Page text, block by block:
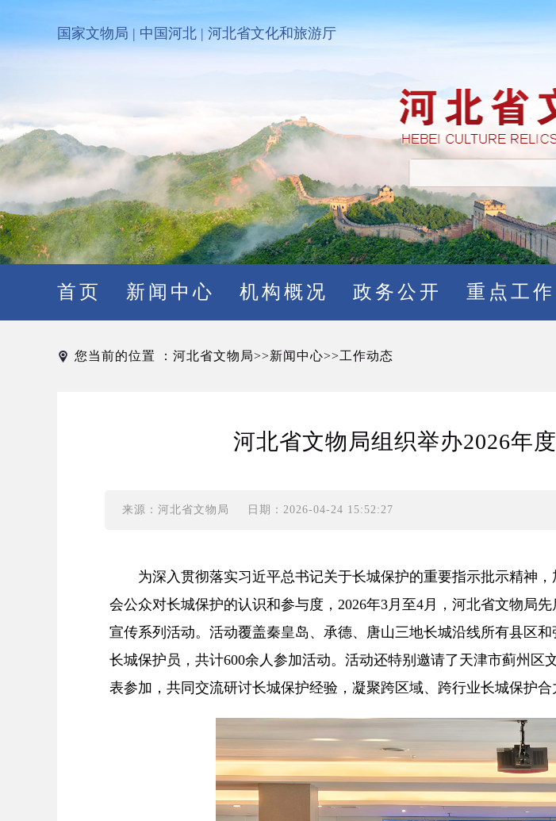
国家文物局 | 中国河北|河北省文化和旅游厅
首页 新闻中心 机构概况 政务公开 重点工作
您当前的位置 ： 河北省文物局>>新闻中心>>工作动态
河北省文物局组织举办2026年
来源：河北省文物局 日期：2026-04-24 15:52:27
为深入贯彻落实习近平总书记关于长城保护的重要指示批示精神，
会公众对长城保护的认识和参与度，2026年3月至4月，河北省文物局
宣传系列活动。活动覆盖秦皇岛、承德、唐山三地长城沿线所有县区
长城保护员，共计600余人参加活动。活动还特别邀请了天津市蓟州
表参加，共同交流研讨长城保护经验，凝聚跨区域、跨行业长城保护合